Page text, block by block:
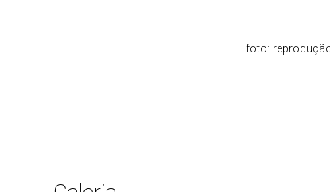
foto: